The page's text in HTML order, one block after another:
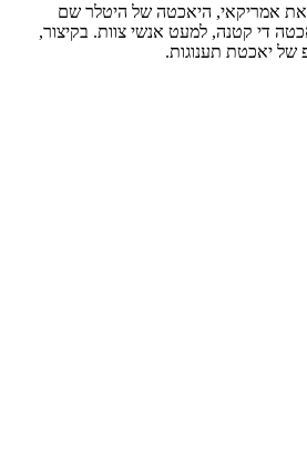
אמריקאי, היאכטה של היטלר שם
די קטנה, למעט אנשי צוות. בקיצור,
של יאכטת תענוגות.